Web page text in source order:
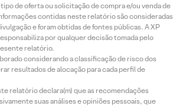
de oferta ou solicitação de compra e/ou venda de
contidas neste relatório são consideradas
e foram obtidas de fontes públicas. A XP
por qualquer decisão tomada pelo
relatório.
considerando a classificação de risco dos
resultados de alocação para cada perfil de
relatório declara(m) que as recomendações
suas análises e opiniões pessoais, que